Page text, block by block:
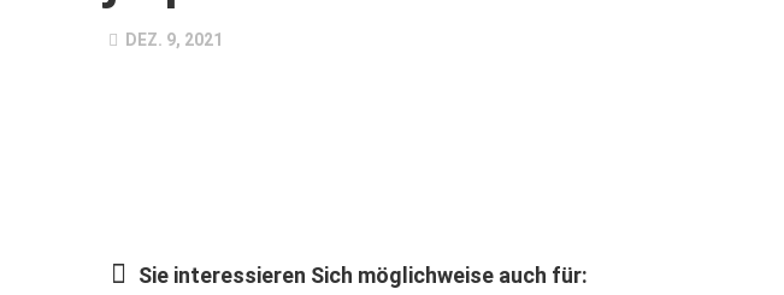
DEZ. 9, 2021
Sie interessieren Sich möglichweise auch für: